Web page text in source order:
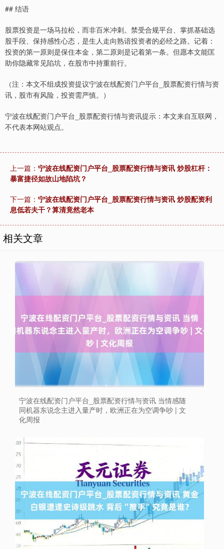
## 结语
股票投资是一场马拉松，而非百米冲刺。禁受合规平台、掌抓基础选
股手段、保持感性心态，是生人走向熟谙投资者的必经之路。记着：
投资的第一原则是保住本金，第二原则是记着第一条。但愿本文能匡
助你隐藏常见陷坑，在股市中持重前行。
（注：本文不组成投资提议宁波在线配资门户平台_股票配资行情与资
讯，股市有风险，投资需严慎。）
宁波在线配资门户平台_股票配资行情与资讯提示：本文来自互联网，
不代表本网站观点。
上一篇： 宁波在线配资门户平台_股票配资行情与资讯 炒股杠杆：
暴富捷径如故山地陷坑？
下一篇： 宁波在线配资门户平台_股票配资行情与资讯 炒股配资利
息低若夫干？算清竟然老本
相关文章
宁波在线配资门户平台_股票配资行情与资讯 当情感随
同机器东说念主进入量产时，欧洲正在为空调争吵 | 文
化周报